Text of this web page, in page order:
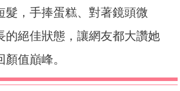
髮，手捧蛋糕、對著鏡頭微
的絕佳狀態，讓網友都大讚她
值巔峰。